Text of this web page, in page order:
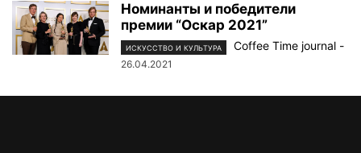
Номинанты и победители
премии “Оскар 2021”
ИСКУССТВО И КУЛЬТУРА Coffee Time journal -
26.04.2021